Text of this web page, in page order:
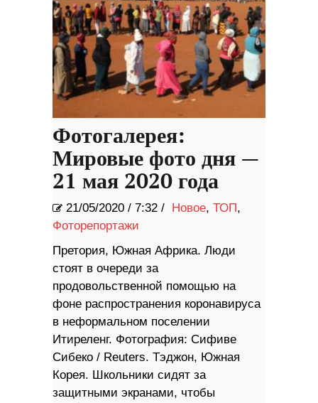
Фотогалерея:
Мировые фото дня —
21 мая 2020 года
21/05/2020 / 7:32 / Новое, ТОП,
Фоторепортажи
Претория, Южная Африка. Люди
стоят в очереди за
продовольственной помощью на
фоне распространения коронавируса
в неформальном поселении
Итиреленг. Фотография: Сифиве
Сибеко / Reuters. Тэджон, Южная
Корея. Школьники сидят за
защитными экранами, чтобы